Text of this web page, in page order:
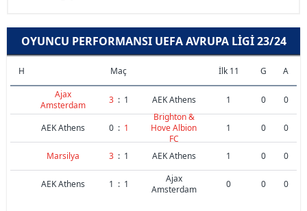
OYUNCU PERFORMANSI UEFA AVRUPA LIGI 23/24
H Maç İlk 11 G
A
Ajax
Amsterdam
3 : 1 AEK Athens 1 0 0
AEK Athens 0 : 1
Brighton &
Hove Albion
FC
1 0 0
Marsilya 3 : 1 AEK Athens 1 0 0
AEK Athens 1 : 1
Ajax
Amsterdam
0 0 0